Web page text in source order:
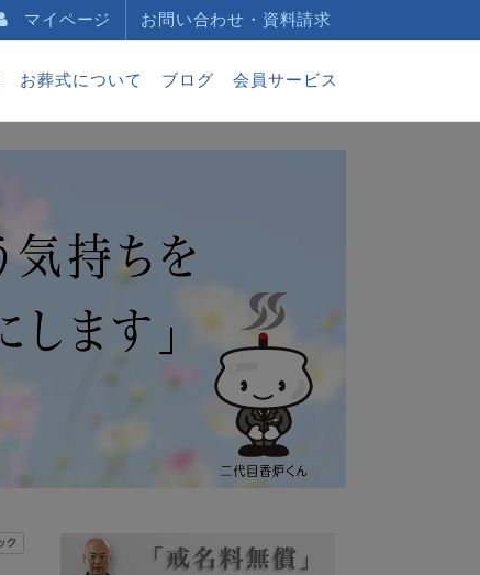
マイページ お問い合わせ・資料請求
お葬式について ブログ 会員サービス